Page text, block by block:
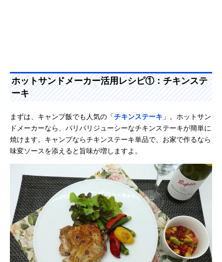
ホットサンドメーカー活用レシピ①：チキンステ
ーキ
まずは、キャンプ飯でも人気の「チキンステーキ 」。ホットサン
ドメーカーなら、パリパリジューシーなチキンステーキが簡単に
焼けます。キャンプならチキンステーキ単品で、お家で作るなら
味変ソースを添えると旨味が増しますよ。